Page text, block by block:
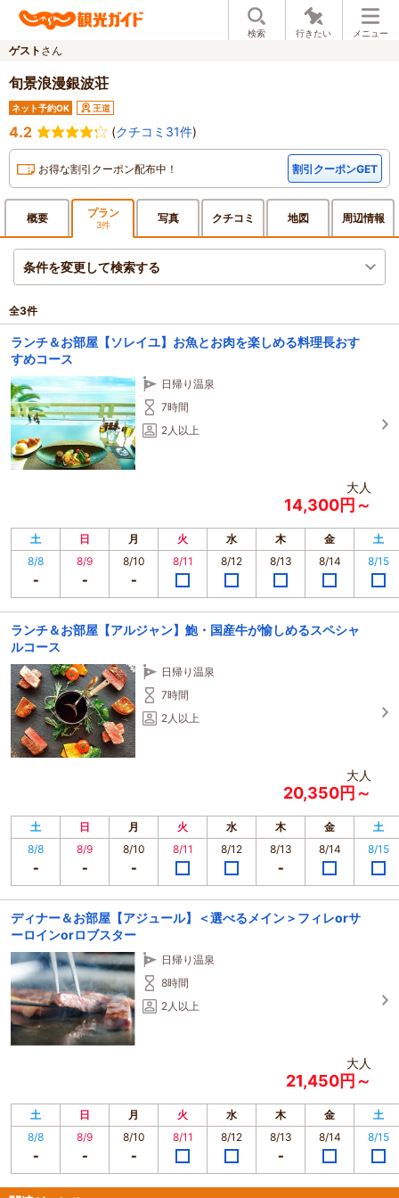
検索 行きたい メニュー
ゲスト さん
旬景浪漫銀波荘
ネット予約OK 王道
4.2 (クチコミ31件)
お得な割引クーポン配布中！ 割引クーポンGET
概要 プラン
3件 写真 クチコミ 地図 周辺情報
条件を変更して検索する
全3件
ランチ＆お部屋【ソレイユ】お魚とお肉を楽しめる料理長おす
すめコース
日帰り温泉
7時間
2人以上
大人
14,300円～
土 日 月 火 水 木 金
土
8/8
8/9 8/10 8/11 8/12 8/13 8/14 8/15
ランチ＆お部屋【アルジャン】鮑・国産牛が愉しめるスペシャ
ルコース
日帰り温泉
7時間
2人以上
大人
20,350円～
土 日 月 火 水 木 金
土
8/8
8/9 8/10 8/11 8/12 8/13 8/14 8/15
ディナー＆お部屋【アジュール】＜選べるメイン＞フィレorサ
ーロインorロブスター
日帰り温泉
8時間
2人以上
大人
21,450円～
土 日 月 火 水 木 金
土
8/8
8/9 8/10 8/11 8/12 8/13 8/14 8/15